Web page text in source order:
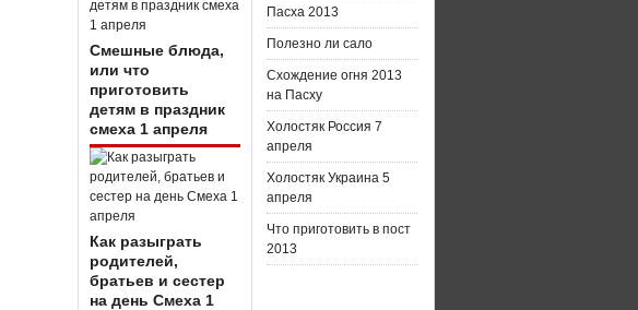
Смешные блюда,
или что
приготовить
детям в праздник
смеха 1 апреля
Как разыграть
родителей,
братьев и сестер
на день Смеха 1
Пасха 2013
Полезно ли сало
Схождение огня 2013
на Пасху
Холостяк Россия 7
апреля
Холостяк Украина 5
апреля
Что приготовить в пост
2013